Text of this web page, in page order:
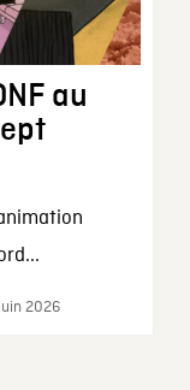
au
2026